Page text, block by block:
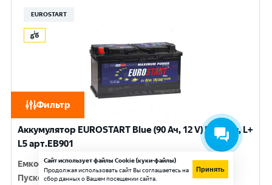
Фильтр
EUROSTART
Аккумулятор EUROSTART Blue (90 Ач, 12 V) Прямая, L+
L5 арт.EB901
Емкость:90 Ач
Пусковой ток:720 A
Сайт использует файлы Cookie (куки-файлы)
Продолжая использовать сайт Вы соглашаетесь на
сбор данных о Вашем посещении сайта.
Принять